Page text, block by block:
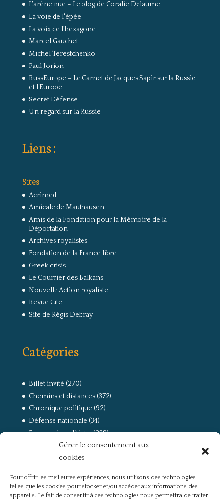
Gérer le consentement aux
cookies
Pour offrir les meilleures expériences, nous utilisons des technologies
telles que les cookies pour stocker et/ou accéder aux informations des
appareils. Le fait de consentir à ces technologies nous permettra de traiter
L'arêne nue – Le blog de Coralie Delaume
La voie de l'épée
La voix de l'hexagone
Marcel Gauchet
Michel Terestchenko
Paul Jorion
RussEurope – Le Carnet de Jacques Sapir sur la Russie
et l’Europe
Secret Défense
Un regard sur la Russie
Liens :
Sites
Acrimed
Amicale de Mauthausen
Amis de la Fondation pour la Mémoire de la
Déportation
Archives royalistes
Fondation de la France libre
Greek crisis
Le Courrier des Balkans
Nouvelle Action royaliste
Revue Cité
Site de Régis Debray
Catégories
Billet invité (270)
Chemins et distances(372)
Chronique politique (92)
Défense nationale (34)
Economie politique(238)
(168)
La guerre, la Résistance et la Déportation
Non classé(42)
Partis politiques, intelligentsia, médias(750)